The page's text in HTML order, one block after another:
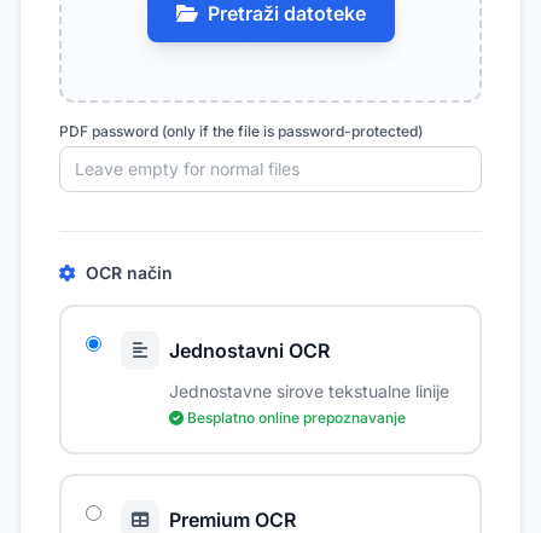
Pretraži datoteke
PDF password (only if the file is password-protected)
OCR način
Jednostavni OCR
Jednostavne sirove tekstualne linije
Besplatno online prepoznavanje
Premium OCR